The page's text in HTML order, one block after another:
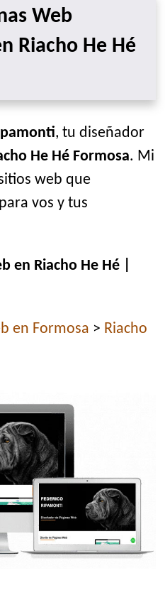
Web
Riacho He Hé
, tu diseñador
He Hé Formosa. Mi
web que
vos y tus
en Riacho He Hé |
en Formosa > Riacho